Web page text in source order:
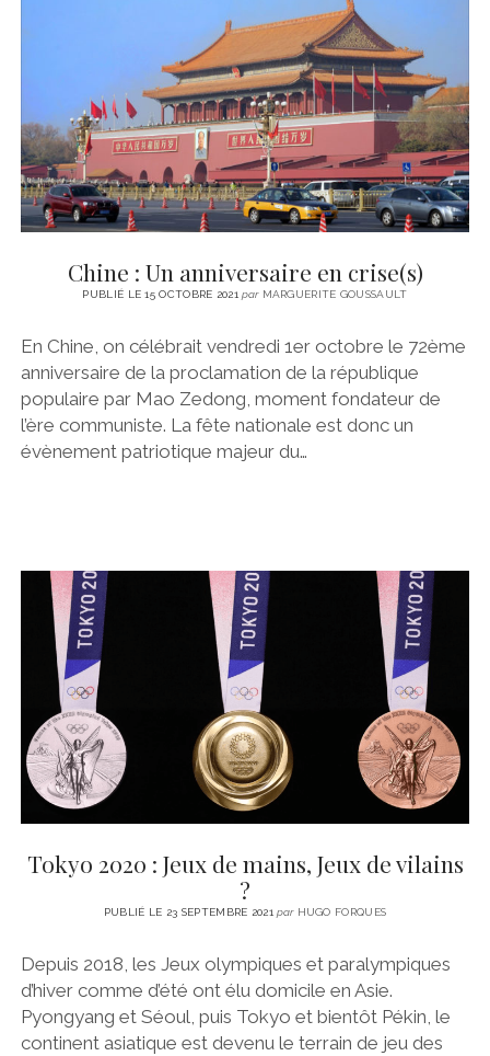
Chine : Un anniversaire en crise(s)
PUBLIÉ LE 15 OCTOBRE 2021parMARGUERITE GOUSSAULT
En Chine, on célébrait vendredi 1er octobre le 72ème
anniversaire de la proclamation de la république
populaire par Mao Zedong, moment fondateur de
l’ère communiste. La fête nationale est donc un
évènement patriotique majeur du…
Tokyo 2020 : Jeux de mains, Jeux de vilains
?
PUBLIÉ LE 23 SEPTEMBRE 2021parHUGO FORQUES
Depuis 2018, les Jeux olympiques et paralympiques
d’hiver comme d’été ont élu domicile en Asie.
Pyongyang et Séoul, puis Tokyo et bientôt Pékin, le
continent asiatique est devenu le terrain de jeu des